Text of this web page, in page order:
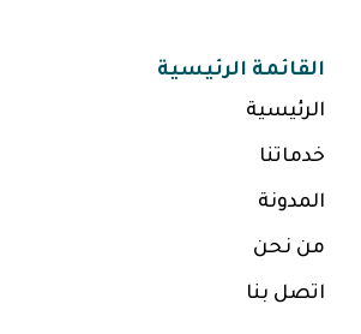
القائمة الرئيسية
الرئيسية
خدماتنا
المدونة
من نحن
اتصل بنا